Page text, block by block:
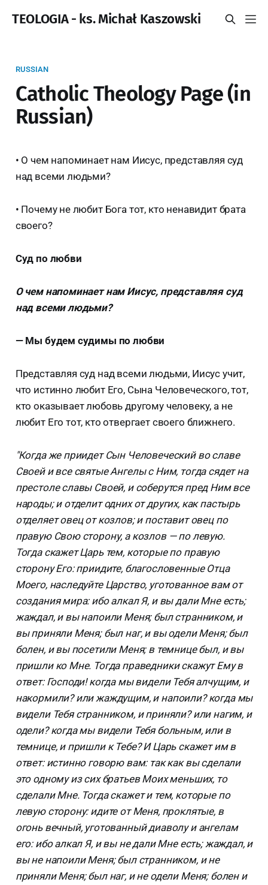
TEOLOGIA - ks. Michał Kaszowski
RUSSIAN
Catholic Theology Page (in
Russian)
• О чем напоминает нам Иисус, представляя суд
над всеми людьми?
• Почему не любит Бога тот, кто ненавидит брата
своего?
Суд по любви
О чем напоминает нам Иисус, представляя суд
над всеми людьми?
— Мы будем судимы по любви
Представляя суд над всеми людьми, Иисус учит,
что истинно любит Его, Сына Человеческого, тот,
кто оказывает любовь другому человеку, а не
любит Его тот, кто отвергает своего ближнего.
"Когда же приидет Сын Человеческий во славе
Своей и все святые Ангелы с Ним, тогда сядет на
престоле славы Своей, и соберутся пред Ним все
народы; и отделит одних от других, как пастырь
отделяет овец от козлов; и поставит овец по
правую Свою сторону, а козлов — по левую.
Тогда скажет Царь тем, которые по правую
сторону Его: приидите, благословенные Отца
Моего, наследуйте Царство, уготованное вам от
создания мира: ибо алкал Я, и вы дали Мне есть;
жаждал, и вы напоили Меня; был странником, и
вы приняли Меня; был наг, и вы одели Меня; был
болен, и вы посетили Меня; в темнице был, и вы
пришли ко Мне. Тогда праведники скажут Ему в
ответ: Господи! когда мы видели Тебя алчущим, и
накормили? или жаждущим, и напоили? когда мы
видели Тебя странником, и приняли? или нагим, и
одели? когда мы видели Тебя больным, или в
темнице, и пришли к Тебе? И Царь скажет им в
ответ: истинно говорю вам: так как вы сделали
это одному из сих братьев Моих меньших, то
сделали Мне. Тогда скажет и тем, которые по
левую сторону: идите от Меня, проклятые, в
огонь вечный, уготованный диаволу и ангелам
его: ибо алкал Я, и вы не дали Мне есть; жаждал, и
вы не напоили Меня; был странником, и не
приняли Меня; был наг, и не одели Меня; болен и